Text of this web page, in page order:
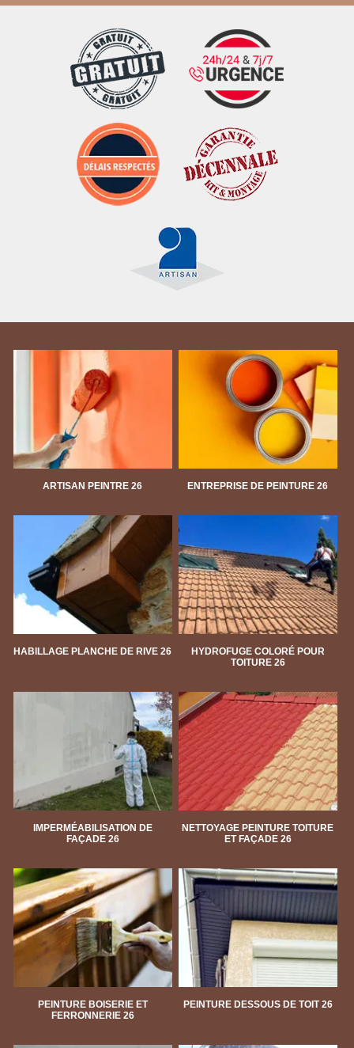
ARTISAN PEINTRE 26 ENTREPRISE DE PEINTURE 26
HABILLAGE PLANCHE DE RIVE 26
HYDROFUGE COLORÉ POUR
TOITURE 26
IMPERMÉABILISATION DE
FAÇADE 26
NETTOYAGE PEINTURE TOITURE
ET FAÇADE 26
PEINTURE BOISERIE ET
FERRONNERIE 26
PEINTURE DESSOUS DE TOIT 26